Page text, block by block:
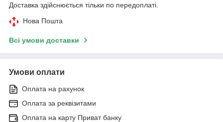
Доставка здійснюється тільки по передоплаті.
Нова Пошта
Всі умови доставки
Умови оплати
Оплата на рахунок
Оплата за реквізитами
Оплата на карту Приват банку